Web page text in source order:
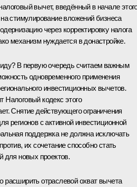
вычет, введённый в начале
стимулирование вложений бизнеса
через корректировку налога
механизм нуждается в донастройке.
В первую очередь считаем важным
одновременного применения
инвестиционных вычетов.
Налоговый кодекс этого
Снятие действующего ограничения
регионов с активной инвестиционной
поддержка не должна исключать
их сочетание способно стать
для новых проектов.
расширить отраслевой охват вычета